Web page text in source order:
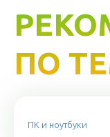
ПО
ПК и ноутбуки